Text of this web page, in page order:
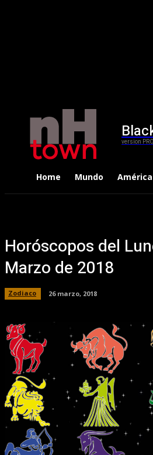
version PRO
Home Mundo
Horóscopos del
Marzo de 2018
Zodiaco 26 marzo, 2018